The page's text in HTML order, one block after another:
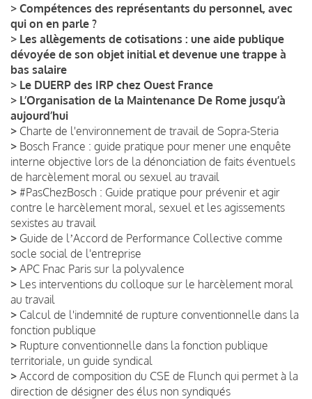
> Compétences des représentants du personnel, avec
qui on en parle ?
> Les allègements de cotisations : une aide publique
dévoyée de son objet initial et devenue une trappe à
bas salaire
> Le DUERP des IRP chez Ouest France
> L’Organisation de la Maintenance De Rome jusqu’à
aujourd’hui
> Charte de l'environnement de travail de Sopra-Steria
> Bosch France : guide pratique pour mener une enquête
interne objective lors de la dénonciation de faits éventuels
de harcèlement moral ou sexuel au travail
> #PasChezBosch : Guide pratique pour prévenir et agir
contre le harcèlement moral, sexuel et les agissements
sexistes au travail
> Guide de lʼAccord de Performance Collective comme
socle social de l'entreprise
> APC Fnac Paris sur la polyvalence
> Les interventions du colloque sur le harcèlement moral
au travail
> Calcul de l'indemnité de rupture conventionnelle dans la
fonction publique
> Rupture conventionnelle dans la fonction publique
territoriale, un guide syndical
> Accord de composition du CSE de Flunch qui permet à la
direction de désigner des élus non syndiqués